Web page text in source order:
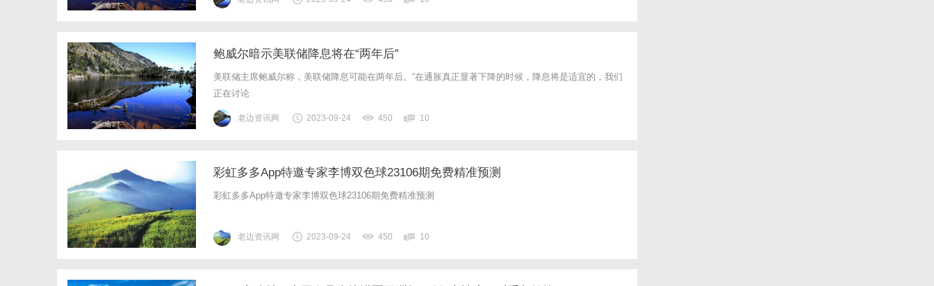
鲍威尔暗示美联储降息将在“两年后”
美联储主席鲍威尔称，美联储降息可能在两年后。“在通胀真正显著下降的时候，降息将是适宜的，我们
正在讨论
老边资讯网 2023-09-24 450 10
彩虹多多App特邀专家李博双色球23106期免费精准预测
彩虹多多App特邀专家李博双色球23106期免费精准预测
老边资讯网 2023-09-24 450 10